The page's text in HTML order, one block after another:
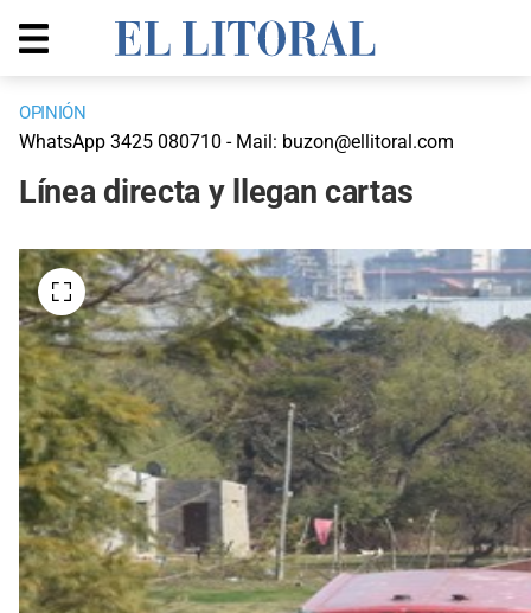
OPINIÓN
WhatsApp 3425 080710 - Mail: buzon@ellitoral.com
Línea directa y llegan cartas